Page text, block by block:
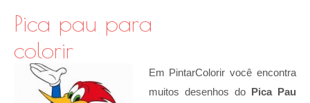
Pica pau para
colorir
Em PintarColorir você encontra
muitos desenhos do Pica Pau